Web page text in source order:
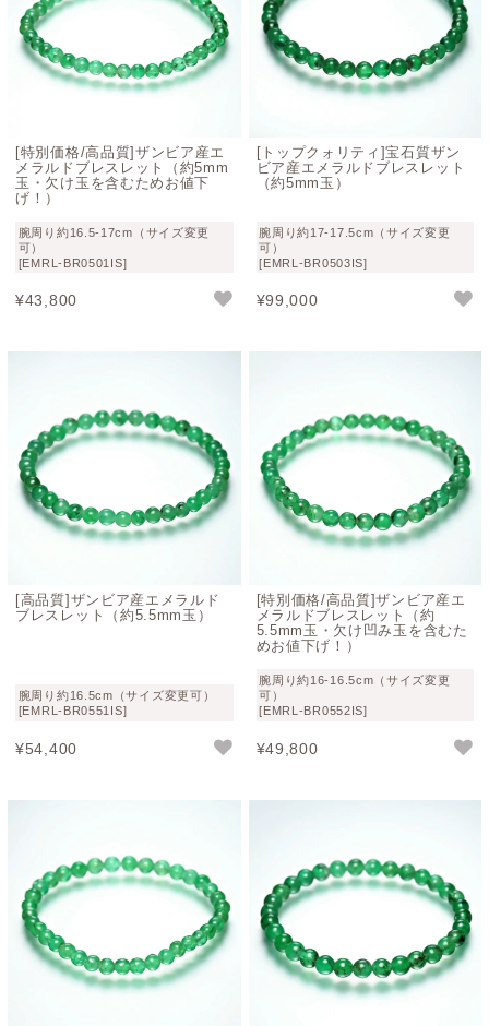
ブレスレットに用いられるエメラルドは、
宝石ルースのよ
うな極めて高い透明度とクオリティを追求するというより
も、鉱物としての風合いや内包物を含んだ自然な表情を活
かし、身近に楽しめるアクセサリーとして身に着けること
宝石級のエメラルドでブレスレットを作製した
場合
もし、インクルージョンが一切見受けられない、宝石品質
の透明なエメラルド結晶のみを用いてビーズ状に加工し、
ブレスレットとして必要な粒数を揃える場合、その希少性
石」を身につけるというよりも、エメラルドという鉱物そ
のものが持つ魅力や象徴性を、日常の中で気軽に取り入れ
るための存在
として捉えることが自然かと思います。
また、エメラルドの「幸運、希望、生命、再生、夫婦愛」
といった、意味合いや想いを重ねて身に着けられる御守り
当店インフォニックでは、その中でも色味や質感のバラン
スに優れたエメラルドを厳選し、天然石としての魅力を損
なわない形でご紹介しておりますので、ぜひ実物の表情も
レットの意味やスピリチュアル効果
5月の誕生石でもあるエメラルドは、非常にヒーリング効果
が高いパワーストーンと云われており、感情を安定させバ
ランスを保ってくれる “生命と再生” を象徴する天然石とさ
れています。
また、“愛と幸福” を象徴するほど愛情の強い石としても有
[特別価格/高品質]ザンビア産エ
メラルドブレスレット（約5mm
玉・欠け玉を含むためお値下
げ！）
腕周り約16.5-17cm（サイズ変更
可）
[EMRL-BR0501IS]
¥43,800
[トップクォリティ]宝石質ザン
ビア産エメラルドブレスレット
（約5mm玉）
腕周り約17-17.5cm（サイズ変更
可）
[EMRL-BR0503IS]
¥99,000
[高品質]ザンビア産エメラルド
ブレスレット（約5.5mm玉）
腕周り約16.5cm（サイズ変更可）
[EMRL-BR0551IS]
¥54,400
[特別価格/高品質]ザンビア産エ
メラルドブレスレット（約
5.5mm玉・欠け凹み玉を含むた
めお値下げ！）
腕周り約16-16.5cm（サイズ変更
可）
[EMRL-BR0552IS]
¥49,800